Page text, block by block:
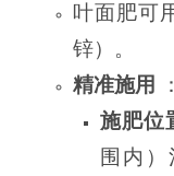
叶面肥可
锌）。
精准施用
：
施肥
围内